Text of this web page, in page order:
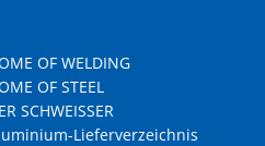
OF WELDING
OF STEEL
SCHWEISSER
Lieferverzeichnis